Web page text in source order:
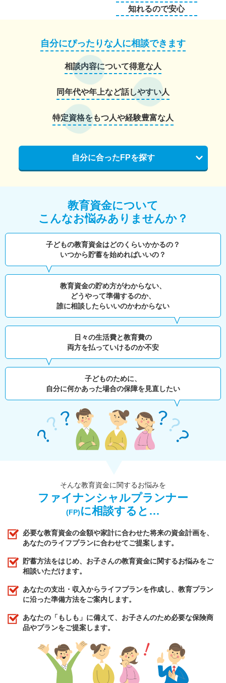
知れるので安心
自分にぴったりな人に相談できます
相談内容について得意な人
同年代や年上など話しやすい人
特定資格をもつ人や経験豊富な人
自分に合ったFPを探す
教育資金について
こんなお悩みありませんか？
子どもの教育資金はどのくらいかかるの？
いつから貯蓄を始めればいいの？
教育資金の貯め方がわからない、
どうやって準備するのか、
誰に相談したらいいのかわからない
日々の生活費と教育費の
両方を払っていけるのか不安
子どものために、
自分に何かあった場合の保障を見直したい
そんな教育資金に関するお悩みを
ファイナンシャルプランナー
(FP)に相談すると…
必要な教育資金の金額や家計に合わせた将来の資金計画を、
あなたのライフプランに合わせてご提案します。
貯蓄方法をはじめ、お子さんの教育資金に関するお悩みをご
相談いただけます。
あなたの支出・収入からライフプランを作成し、教育プラン
に沿った準備方法をご案内します。
あなたの「もしも」に備えて、お子さんのため必要な保険商
品やプランをご提案します。